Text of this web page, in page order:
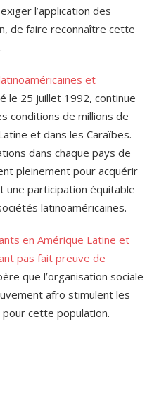
l’application des
de faire reconnaître cette
et
le 25 juillet 1992, continue
conditions de millions de
et dans les Caraïbes.
dans chaque pays de
pleinement pour acquérir
une participation équitable
latinoaméricaines.
en Amérique Latine et
pas fait preuve de
que l’organisation sociale
afro stimulent les
cette population.